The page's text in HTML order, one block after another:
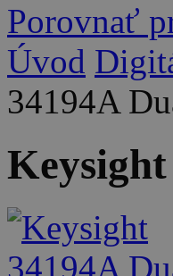
Porovnať
Úvod
34194A